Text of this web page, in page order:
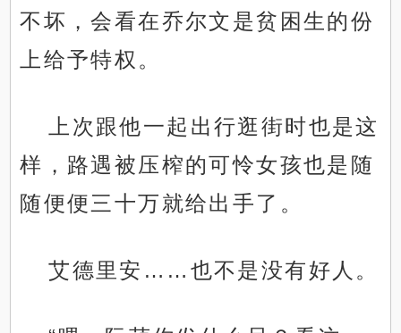
不坏，会看在乔尔文是贫困生的份
上给予特权。
上次跟他一起出行逛街时也是这
样，路遇被压榨的可怜女孩也是随
随便便三十万就给出手了。
艾德里安……也不是没有好人。